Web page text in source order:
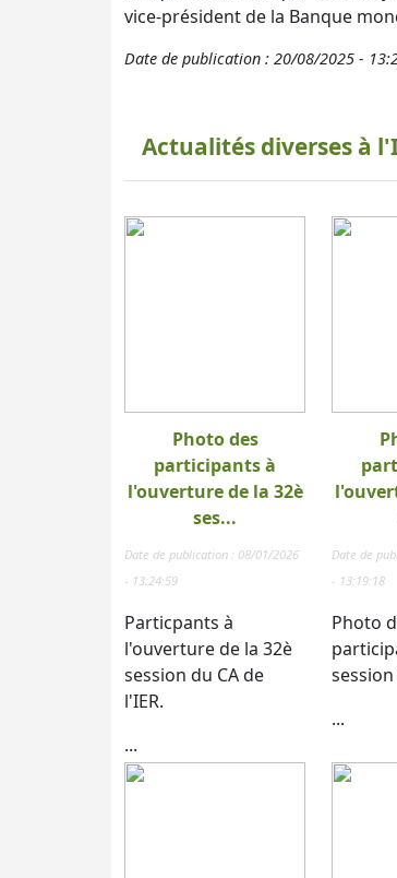
vice-président de la Banque
Date de publication : 20/08/2025 -
Actualités diverses à
Photo des
participants à
l'ouverture de la 32è
ses...
Date de publication : 08/01/2026
- 13:24:59
Particpants à
l'ouverture de la 32è
session du CA de
l'IER.
...
Date de
- 13:19:18
Photo
session
...